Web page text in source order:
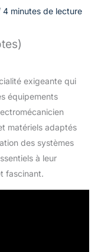
4 minutes de lecture
exigeante qui
équipements
matériels adaptés
des systèmes
à leur
fascinant.